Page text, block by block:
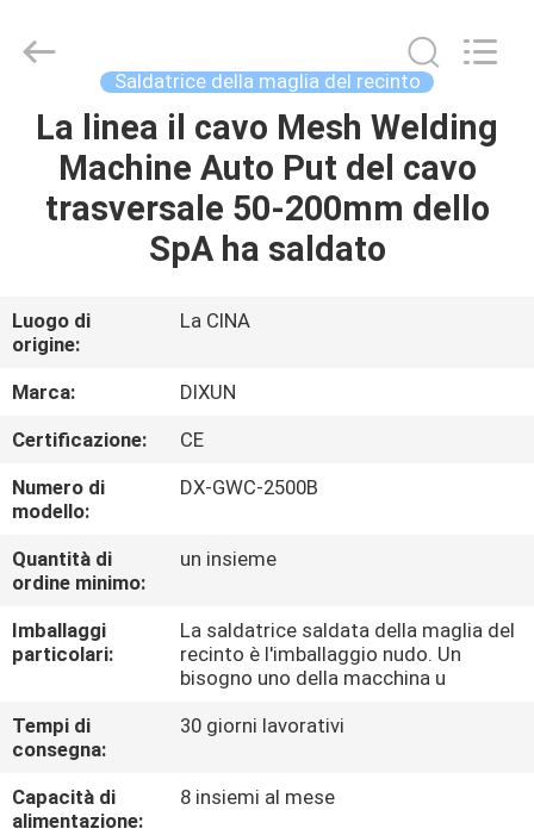
CASA
PRODOTTI
MANIFESTAZIONE
DI
VR
CIRCA
NOI
GIRO
DELLA
FABBRICA
CONTROLLO
DI
QUALITÀ
Mesh
Products
Reserved.
Saldatrice della maglia del recinto
La linea il cavo Mesh Welding
Machine Auto Put del cavo
trasversale 50-200mm dello
SpA ha saldato
Luogo di
origine:
La CINA
Marca:
DIXUN
Certificazione:
CE
Numero di
modello:
DX-GWC-2500B
Quantità di
ordine minimo:
un insieme
Imballaggi
particolari:
La saldatrice saldata della maglia del
recinto è l'imballaggio nudo. Un
bisogno uno della macchina u
Tempi di
consegna:
30 giorni lavorativi
Capacità di
alimentazione:
8 insiemi al mese